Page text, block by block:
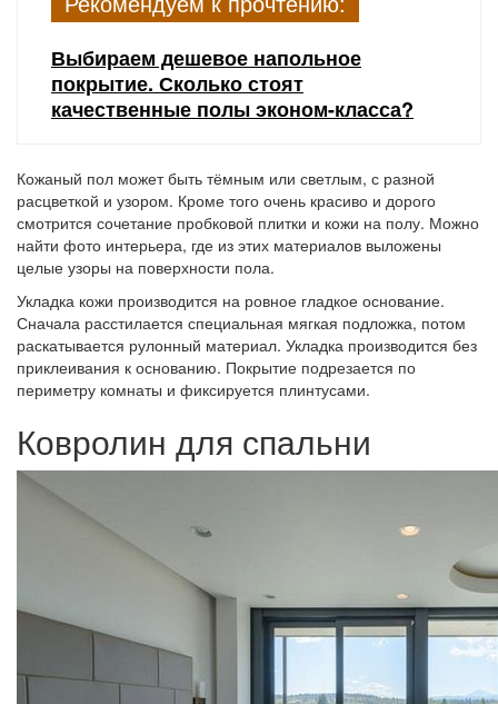
Выбираем дешевое напольное
покрытие. Сколько стоят
качественные полы эконом-класса?
Кожаный пол может быть тёмным или светлым, с разной
расцветкой и узором. Кроме того очень красиво и дорого
смотрится сочетание пробковой плитки и кожи на полу. Можно
найти фото интерьера, где из этих материалов выложены
целые узоры на поверхности пола.
Укладка кожи производится на ровное гладкое основание.
Сначала расстилается специальная мягкая подложка, потом
раскатывается рулонный материал. Укладка производится без
приклеивания к основанию. Покрытие подрезается по
периметру комнаты и фиксируется плинтусами.
Ковролин для спальни